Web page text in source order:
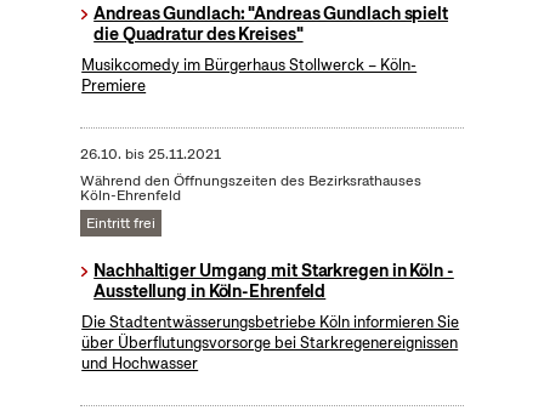
Andreas Gundlach: "Andreas Gundlach spielt
die Quadratur des Kreises"
Musikcomedy im Bürgerhaus Stollwerck – Köln-
Premiere
26.10. bis25.11.2021
Während den Öffnungszeiten des Bezirksrathauses
Köln-Ehrenfeld
Eintritt frei
Nachhaltiger Umgang mit Starkregen in Köln -
Ausstellung in Köln-Ehrenfeld
Die Stadtentwässerungsbetriebe Köln informieren Sie
über Überflutungsvorsorge bei Starkregenereignissen
und Hochwasser